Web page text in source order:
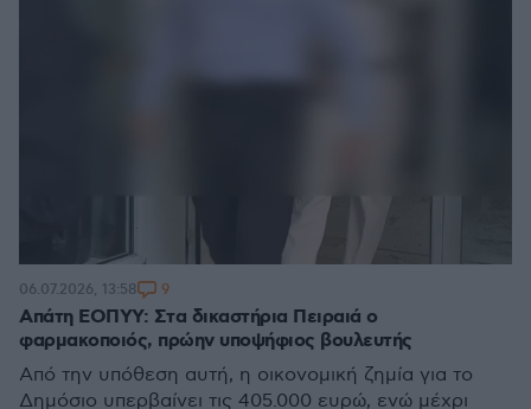
Απάτη ΕΟΠΥΥ: Στα δικαστήρια Πειραιά ο
φαρμακοποιός, πρώην υποψήφιος βουλευτής
Από την υπόθεση αυτή, η οικονομική ζημία για το
Δημόσιο υπερβαίνει τις 405.000 ευρώ, ενώ μέχρι
06.07.2026, 13:58 9